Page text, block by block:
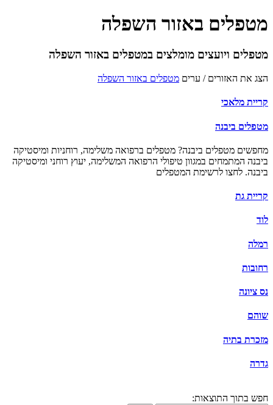
מטפלים באזור השפלה
מטפלים ויועצים מומלצים במטפלים באזור השפלה
הצג את האזורים / ערים מטפלים באזור השפלה
קריית מלאכי
מטפלים ביבנה
מחפשים מטפלים ביבנה? מטפלים ברפואה משלימה, רוחניות ומיסטיקה
ביבנה המתמחים במגוון טיפולי הרפואה המשלימה, יעוץ רוחני ומיסטיקה
ביבנה. לחצו לרשימת המטפלים
קריית גת
לוד
רמלה
רחובות
נס ציונה
שוהם
מזכרת בתיה
גדרה
חפש בתוך התוצאות: